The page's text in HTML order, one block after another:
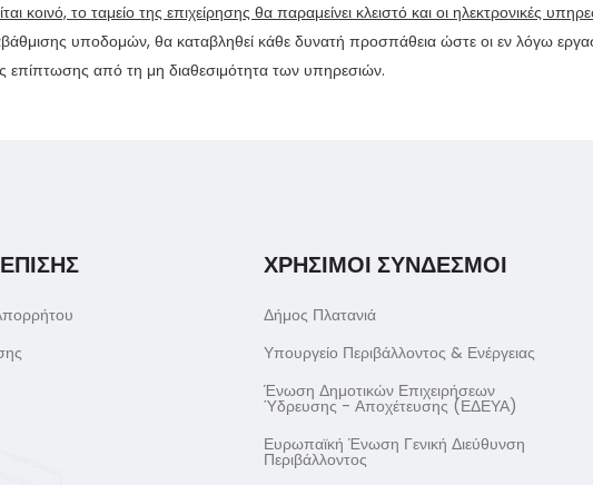
κοινό, το ταμείο της επιχείρησης θα παραμείνει κλειστό και οι ηλεκτρονικές
υποδομών, θα καταβληθεί κάθε δυνατή προσπάθεια ώστε οι εν λόγω
επίπτωσης από τη μη διαθεσιμότητα των υπηρεσιών.
ΧΡΗΣΙΜΟΙ ΣΥΝΔΕΣΜΟΙ
Δήμος Πλατανιά
Υπουργείο Περιβάλλοντος & Ενέργειας
Ένωση Δημοτικών Επιχειρήσεων
Ύδρευσης - Αποχέτευσης (ΕΔΕΥΑ)
Ευρωπαϊκή Ένωση Γενική Διεύθυνση
Περιβάλλοντος